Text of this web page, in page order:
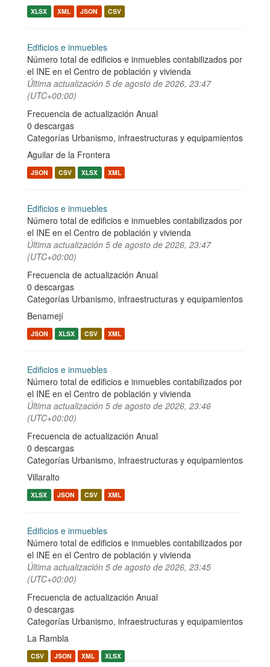
XLSX XML JSON CSV
Edificios e inmuebles
Número total de edificios e inmuebles contabilizados por
el INE en el Centro de población y vivienda
Última actualización 5 de agosto de 2026, 23:47
(UTC+00:00)
Frecuencia de actualización Anual
0 descargas
Categorías Urbanismo, infraestructuras y equipamientos
Aguilar de la Frontera
JSON CSV XLSX XML
Edificios e inmuebles
Número total de edificios e inmuebles contabilizados por
el INE en el Centro de población y vivienda
Última actualización 5 de agosto de 2026, 23:47
(UTC+00:00)
Frecuencia de actualización Anual
0 descargas
Categorías Urbanismo, infraestructuras y equipamientos
Benamejí
JSON XLSX CSV XML
Edificios e inmuebles
Número total de edificios e inmuebles contabilizados por
el INE en el Centro de población y vivienda
Última actualización 5 de agosto de 2026, 23:46
(UTC+00:00)
Frecuencia de actualización Anual
0 descargas
Categorías Urbanismo, infraestructuras y equipamientos
Villaralto
XLSX JSON CSV XML
Edificios e inmuebles
Número total de edificios e inmuebles contabilizados por
el INE en el Centro de población y vivienda
Última actualización 5 de agosto de 2026, 23:45
(UTC+00:00)
Frecuencia de actualización Anual
0 descargas
Categorías Urbanismo, infraestructuras y equipamientos
La Rambla
CSV JSON XML XLSX